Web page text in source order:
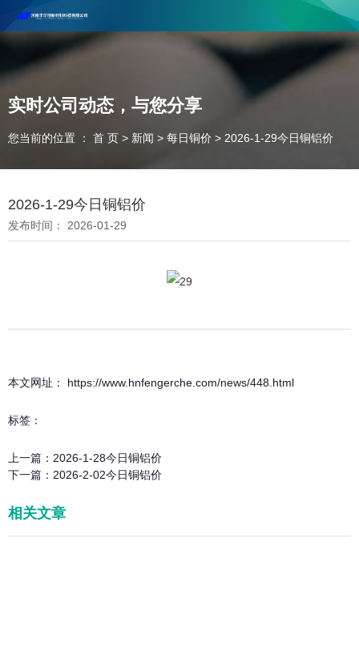
河南丰尔彻新材料科技有限公司欢迎合作咨询！
联系电话：18037947756
实时公司动态，与您分享
您当前的位置 ： 首 页 > 新闻 > 每日铜价 > 2026-1-29今日铜铝价
2026-1-29今日铜铝价
发布时间： 2026-01-29
本文网址： https://www.hnfengerche.com/news/448.html
标签：
上一篇： 2026-1-28今日铜铝价
下一篇： 2026-2-02今日铜铝价
相关文章